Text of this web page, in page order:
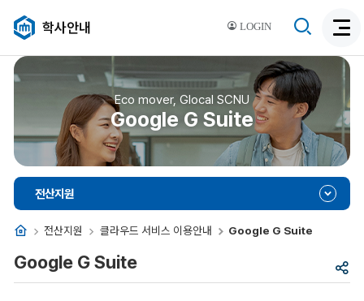
LOGIN
학사안내
색
활
성
색
Eco mover, Glocal SCNU
Google G Suite
홈 전산지원 클라우드 서비스 이용안내 Google G Suite
전산지원
공
Google G Suite